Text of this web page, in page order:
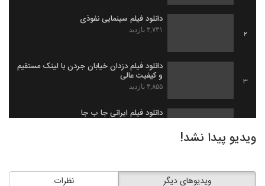
2
دانلود فیلم سینمایی نفوذی
۳,۷۳۱ بازدید
3
دانلود فیلم دزدان خیابان جردن با لینک مستقیم
و کیفیت عالی
۴,۸۵۵ بازدید
دانلود فیلم ایرانی جا ب جا
جرموز
ویدیو پیدا نشد!
نظرات ویدیوهای دیگر